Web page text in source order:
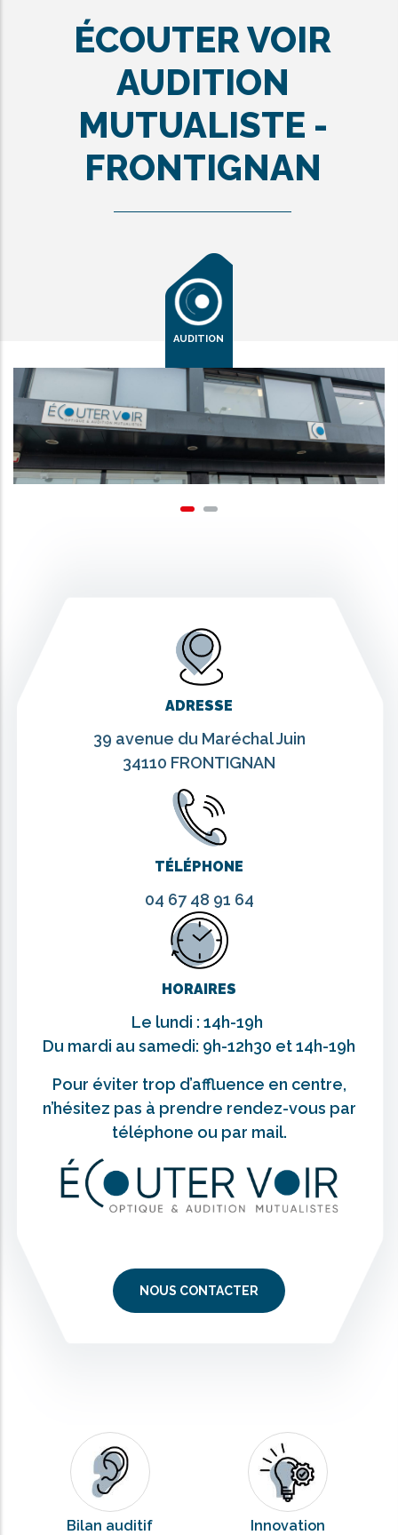
ÉCOUTER VOIR
AUDITION
MUTUALISTE -
FRONTIGNAN
AUDITION
ADRESSE
39 avenue du Maréchal Juin
34110 FRONTIGNAN
TÉLÉPHONE
04 67 48 91 64
HORAIRES
Le lundi : 14h-19h
Du mardi au samedi: 9h-12h30 et 14h-19h
Pour éviter trop d’affluence en centre,
n’hésitez pas à prendre rendez-vous par
téléphone ou par mail.
NOUS CONTACTER
Bilan auditif Innovation